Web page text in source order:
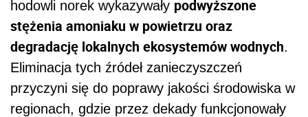
hodowli norek wykazywały podwyższone
stężenia amoniaku w powietrzu oraz
degradację lokalnych ekosystemów wodnych.
Eliminacja tych źródeł zanieczyszczeń
przyczyni się do poprawy jakości środowiska w
regionach, gdzie przez dekady funkcjonowały